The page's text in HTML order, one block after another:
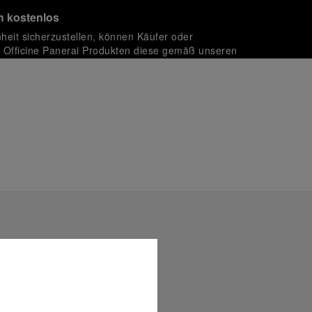
kostenlos
sicherzustellen, können Käufer oder
Panerai Produkten diese gemäß unseren
des Online-Checkouts haben Sie die Möglichkeit,
hinzuzufügen.